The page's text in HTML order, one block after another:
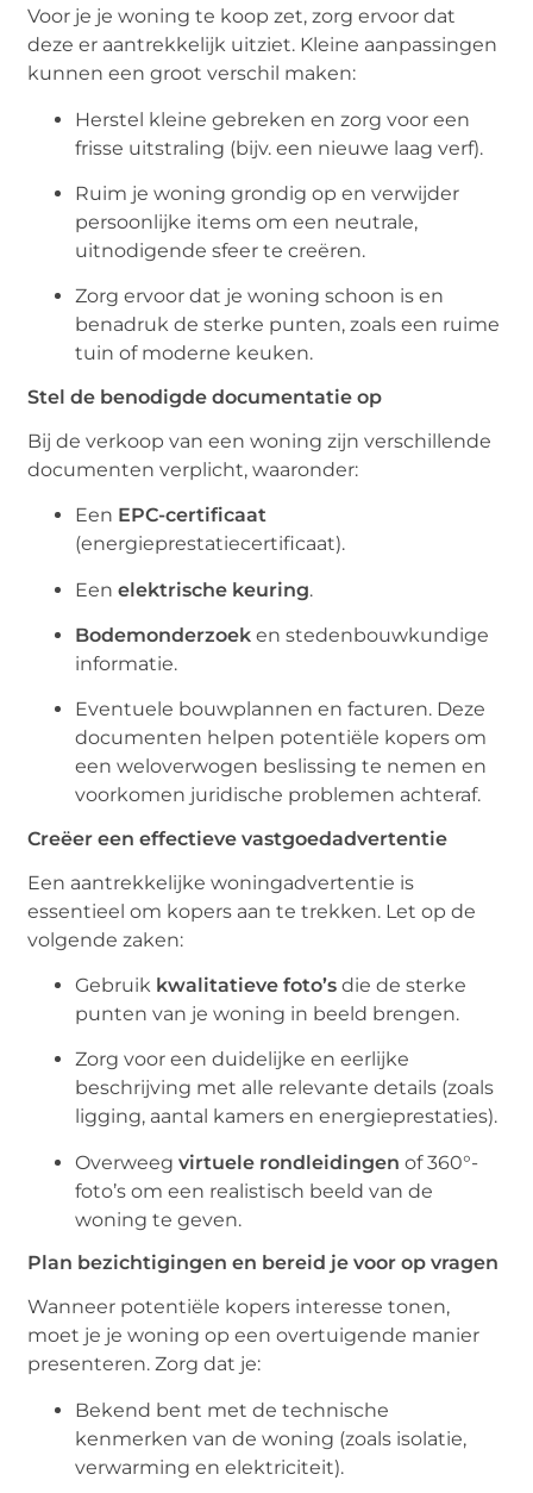
Voor je je woning te koop zet, zorg ervoor dat
deze er aantrekkelijk uitziet. Kleine aanpassingen
kunnen een groot verschil maken:
Herstel kleine gebreken en zorg voor een
frisse uitstraling (bijv. een nieuwe laag verf).
Ruim je woning grondig op en verwijder
persoonlijke items om een neutrale,
uitnodigende sfeer te creëren.
Zorg ervoor dat je woning schoon is en
benadruk de sterke punten, zoals een ruime
tuin of moderne keuken.
Stel de benodigde documentatie op
Bij de verkoop van een woning zijn verschillende
documenten verplicht, waaronder:
Een EPC-certificaat
(energieprestatiecertificaat).
Eenelektrische keuring.
Bodemonderzoek en stedenbouwkundige
informatie.
Eventuele bouwplannen en facturen. Deze
documenten helpen potentiële kopers om
een weloverwogen beslissing te nemen en
voorkomen juridische problemen achteraf.
Creëer een effectieve vastgoedadvertentie
Een aantrekkelijke woningadvertentie is
essentieel om kopers aan te trekken. Let op de
volgende zaken:
Gebruik kwalitatieve foto’s die de sterke
punten van je woning in beeld brengen.
Zorg voor een duidelijke en eerlijke
beschrijving met alle relevante details (zoals
ligging, aantal kamers en energieprestaties).
Overweegvirtuele rondleidingen of 360°-
foto’s om een realistisch beeld van de
woning te geven.
Plan bezichtigingen en bereid je voor op vragen
Wanneer potentiële kopers interesse tonen,
moet je je woning op een overtuigende manier
presenteren. Zorg dat je:
Bekend bent met de technische
kenmerken van de woning (zoals isolatie,
verwarming en elektriciteit).